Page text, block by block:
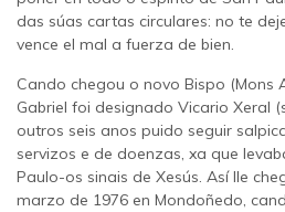
das súas cartas circulares: no te
vence el mal a fuerza de bien.
Cando chegou o novo Bispo (Mons
Gabriel foi designado Vicario Xeral
outros seis anos puido seguir
servizos e de doenzas, xa que
Paulo-os sinais de Xesús. Así lle
marzo de 1976 en Mondoñedo,